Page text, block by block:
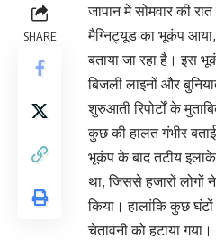
SHARE
जापान में सोमवार की
मैग्निट्यूड का भूकंप
बताया जा रहा है। इस
बिजली लाइनों और
शुरुआती रिपोर्टों के
कुछ की हालत गंभीर
भूकंप के बाद तटीय
था, जिससे हजारों लोगों
किया। हालांकि कुछ
चेतावनी को हटाया गया।